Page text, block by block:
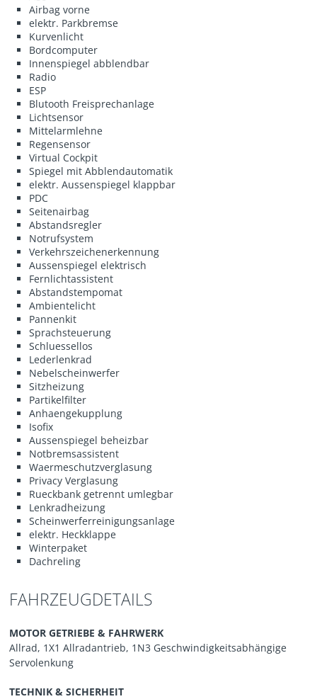
Airbag vorne
elektr. Parkbremse
Kurvenlicht
Bordcomputer
Innenspiegel abblendbar
Radio
ESP
Blutooth Freisprechanlage
Lichtsensor
Mittelarmlehne
Regensensor
Virtual Cockpit
Spiegel mit Abblendautomatik
elektr. Aussenspiegel klappbar
PDC
Seitenairbag
Abstandsregler
Notrufsystem
Verkehrszeichenerkennung
Aussenspiegel elektrisch
Fernlichtassistent
Abstandstempomat
Ambientelicht
Pannenkit
Sprachsteuerung
Schluessellos
Lederlenkrad
Nebelscheinwerfer
Sitzheizung
Partikelfilter
Anhaengekupplung
Isofix
Aussenspiegel beheizbar
Notbremsassistent
Waermeschutzverglasung
Privacy Verglasung
Rueckbank getrennt umlegbar
Lenkradheizung
Scheinwerferreinigungsanlage
elektr. Heckklappe
Winterpaket
Dachreling
FAHRZEUGDETAILS
MOTOR GETRIEBE & FAHRWERK
Allrad, 1X1 Allradantrieb, 1N3 Geschwindigkeitsabhängige
Servolenkung
TECHNIK & SICHERHEIT